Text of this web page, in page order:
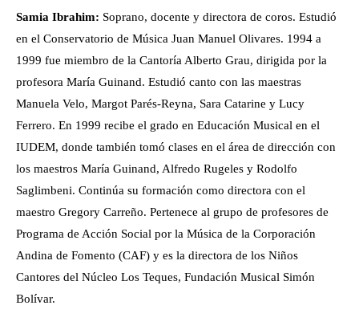
Samia Ibrahim: Soprano, docente y directora de coros. Estudió
en el Conservatorio de Música Juan Manuel Olivares. 1994 a
1999 fue miembro de la Cantoría Alberto Grau, dirigida por la
profesora María Guinand. Estudió canto con las maestras
Manuela Velo, Margot Parés-Reyna, Sara Catarine y Lucy
Ferrero. En 1999 recibe el grado en Educación Musical en el
IUDEM, donde también tomó clases en el área de dirección con
los maestros María Guinand, Alfredo Rugeles y Rodolfo
Saglimbeni. Continúa su formación como directora con el
maestro Gregory Carreño. Pertenece al grupo de profesores de
Programa de Acción Social por la Música de la Corporación
Andina de Fomento (CAF) y es la directora de los Niños
Cantores del Núcleo Los Teques, Fundación Musical Simón
Bolívar.